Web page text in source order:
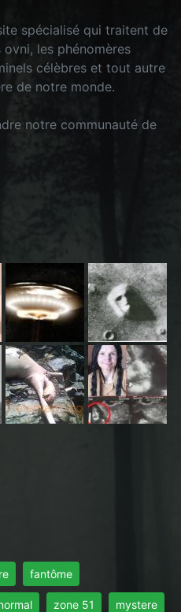
spécialisé qui traitent de
les phénomères
célèbres et tout autre
de notre monde.
notre communauté de
fantôme
zone 51 mystere